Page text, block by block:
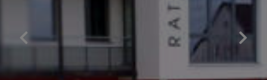
Veranstaltungen
Kinder & Jugend